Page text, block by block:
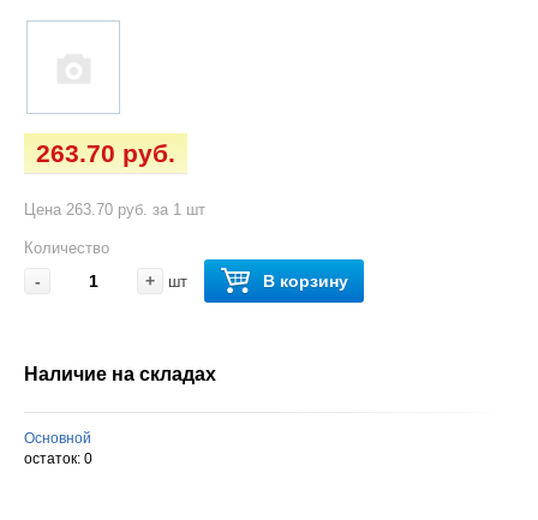
263.70 руб.
Цена 263.70 руб. за 1 шт
Количество
- + шт В корзину
Наличие на складах
Основной
остаток: 0